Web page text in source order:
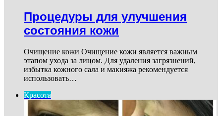
Процедуры для улучшения
состояния кожи
Очищение кожи Очищение кожи является важным
этапом ухода за лицом. Для удаления загрязнений,
избытка кожного сала и макияжа рекомендуется
использовать…
Красота